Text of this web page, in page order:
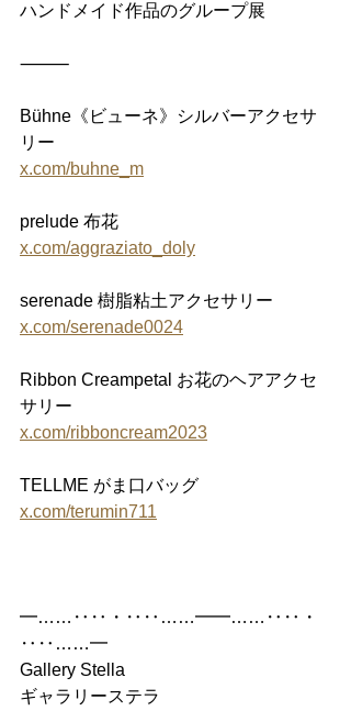
ハンドメイド作品のグループ展
⸻
Bühne《ビューネ》シルバーアクセサ
リー
x.com/buhne_m
prelude 布花
x.com/aggraziato_doly
serenade 樹脂粘土アクセサリー
x.com/serenade0024
Ribbon Creampetal お花のヘアアクセ
サリー
x.com/ribboncream2023
TELLME がま口バッグ
x.com/terumin711
━……‥‥・‥‥……━━……‥‥・
‥‥……━
Gallery Stella
ギャラリーステラ